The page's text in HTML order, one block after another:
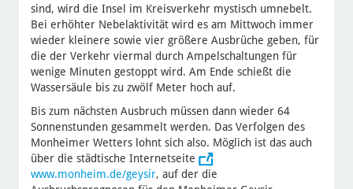
sind, wird die Insel im Kreisverkehr mystisch umnebelt.
Bei erhöhter Nebelaktivität wird es am Mittwoch immer
wieder kleinere sowie vier größere Ausbrüche geben, für
die der Verkehr viermal durch Ampelschaltungen für
wenige Minuten gestoppt wird. Am Ende schießt die
Wassersäule bis zu zwölf Meter hoch auf.
Bis zum nächsten Ausbruch müssen dann wieder 64
Sonnenstunden gesammelt werden. Das Verfolgen des
Monheimer Wetters lohnt sich also. Möglich ist das auch
über die städtische Internetseite
www.monheim.de/geysir, auf der die